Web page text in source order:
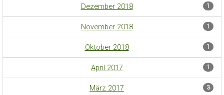
1
Dezember 2018
1
November 2018
1
Oktober 2018
1
April 2017
3
März 2017